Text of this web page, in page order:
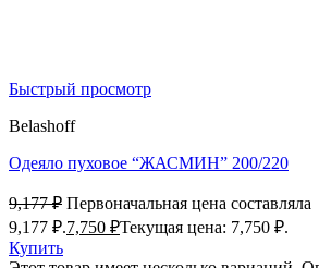
Быстрый просмотр
Belashoff
Одеяло пуховое “ЖАСМИН” 200/220
9,177₽ Первоначальная цена составляла
9,177 ₽.7,750 ₽Текущая цена: 7,750 ₽.
Купить